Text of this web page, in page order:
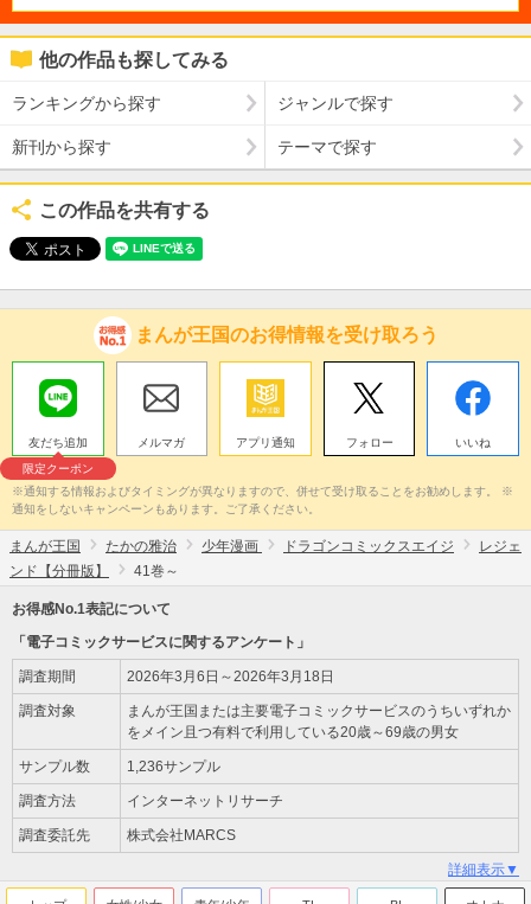
他の作品も探してみる
ランキングから探す ジャンルで探す
新刊から探す テーマで探す
この作品を共有する
まんが王国のお得情報を受け取ろう
友だち追加
限定クーポン
メルマガ アプリ通知 フォロー いいね
※通知する情報およびタイミングが異なりますので、併せて受け取ることをお勧めします。 ※
通知をしないキャンペーンもあります。ご了承ください。
まんが王国 たかの雅治 少年漫画 ドラゴンコミックスエイジ
レジェ
ンド【分冊版】
41巻～
お得感No.1表記について
「電子コミックサービスに関するアンケート」
調査期間 2026年3月6日～2026年3月18日
調査対象
まんが王国または主要電子コミックサービスのうちいずれか
をメイン且つ有料で利用している20歳～69歳の男女
サンプル数 1,236サンプル
調査方法 インターネットリサーチ
調査委託先 株式会社MARCS
詳細表示▼